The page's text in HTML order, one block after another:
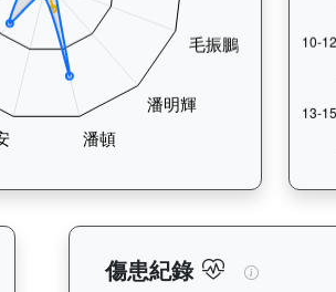
試閘（Barrier Trial）的歷史
傷患紀錄 實力派